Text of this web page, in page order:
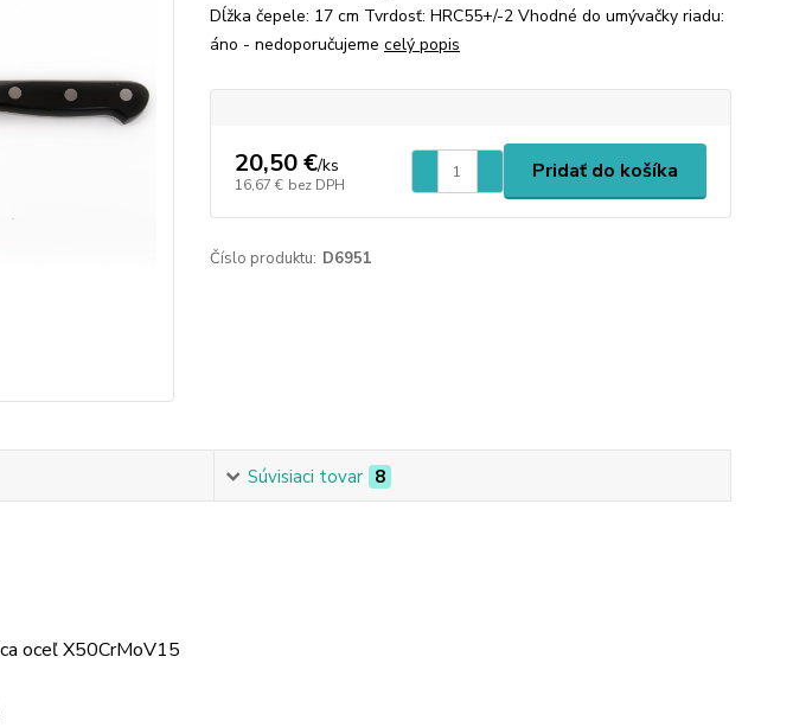
Dĺžka čepele: 17 cm Tvrdosť: HRC55+/-2 Vhodné do umývačky riadu:
áno - nedoporučujeme celý popis
20,50 €/ks
16,67 € bez DPH
Pridať do košíka
Číslo produktu: D6951
Súvisiaci tovar 8
oceľ X50CrMoV15